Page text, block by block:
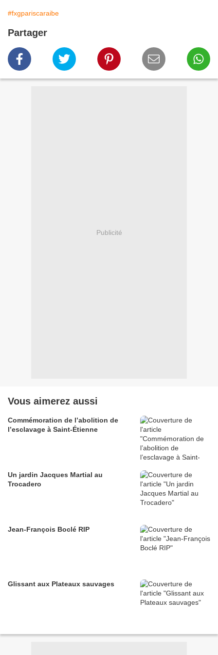
#fxgpariscaraibe
Partager
Publicité
Vous aimerez aussi
Commémoration de l’abolition de
l’esclavage à Saint-Étienne
Un jardin Jacques Martial au
Trocadero
Jean-François Boclé RIP
Glissant aux Plateaux sauvages